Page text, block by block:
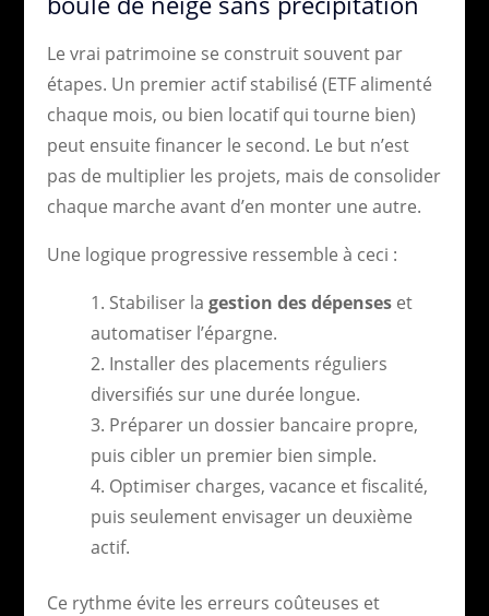
Le vrai patrimoine se construit souvent par
étapes. Un premier actif stabilisé (ETF alimenté
chaque mois, ou bien locatif qui tourne bien)
peut ensuite financer le second. Le but n’est
pas de multiplier les projets, mais de consolider
chaque marche avant d’en monter une autre.
Une logique progressive ressemble à ceci :
Stabiliser la gestion des dépenseset
automatiser l’épargne.
Installer des placements réguliers
diversifiés sur une durée longue.
Préparer un dossier bancaire propre,
puis cibler un premier bien simple.
Optimiser charges, vacance et fiscalité,
puis seulement envisager un deuxième
actif.
Ce rythme évite les erreurs coûteuses et